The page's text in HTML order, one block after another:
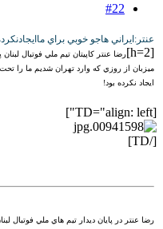
#22
عنتر:ايراني هاجو خوبي براي
[h=2]
ميزبان از روزي که وارد تهران شديم ما را
ايجاد نکرده بود!
[TD="align: left"]
[/TD]
رضا عنتر در پايان ديدار تيم هاي ملي فوتبال